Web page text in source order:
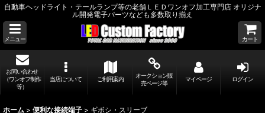
自動車ヘッドライト・テールランプ等の老舗ＬＥＤワンオフ加工専門店 オリジナ
ル開発電子パーツなども多数取り揃え
メニュー カート
お問い合わせ
（ワンオフ制作
等）
当店について ご利用案内
オークション販
売ページ等
マイページ ログイン
ホーム > 便利な接続端子 > ギボシ・スリーブ